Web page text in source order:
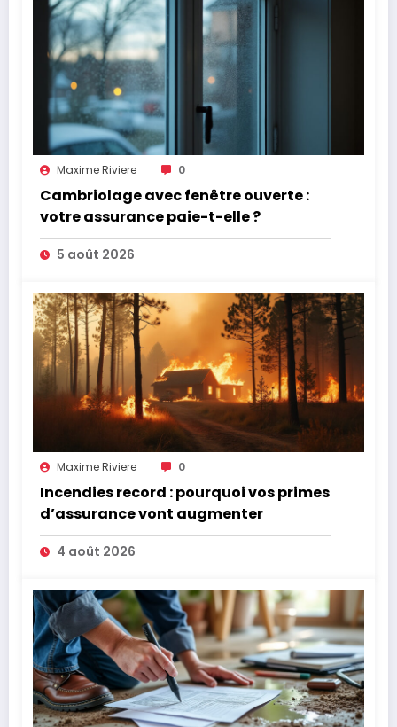
Maxime Riviere 0
Cambriolage avec fenêtre ouverte :
votre assurance paie-t-elle ?
5 août 2026
Maxime Riviere 0
Incendies record : pourquoi vos primes
d’assurance vont augmenter
4 août 2026